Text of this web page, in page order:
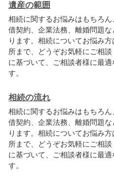
遺産の範囲
相続に関するお悩みはもちろん
借契約、企業法務、離婚問題
ります。相続についてお悩み
所まで、どうぞお気軽にご相
に基づいて、ご相談者様に最
す。
相続の流れ
相続に関するお悩みはもちろん
借契約、企業法務、離婚問題
ります。相続についてお悩み
所まで、どうぞお気軽にご相
に基づいて、ご相談者様に最
す。